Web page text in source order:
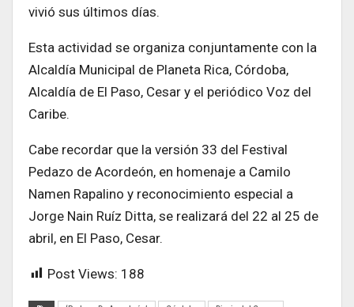
vivió sus últimos días.
Esta actividad se organiza conjuntamente con la
Alcaldía Municipal de Planeta Rica, Córdoba,
Alcaldía de El Paso, Cesar y el periódico Voz del
Caribe.
Cabe recordar que la versión 33 del Festival
Pedazo de Acordeón, en homenaje a Camilo
Namen Rapalino y reconocimiento especial a
Jorge Nain Ruíz Ditta, se realizará del 22 al 25 de
abril, en El Paso, Cesar.
Post Views: 188